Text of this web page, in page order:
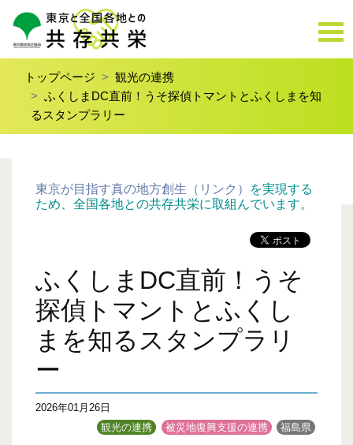
トップページ
観光の連携
ふくしまDC直前！うそ探偵トマントとふくしまを知
るスタンプラリー
東京が目指す真の地方創生（リンク）
を実現する
ため、全国各地との共存共栄に取組んでいます。
ふくしまDC直前！うそ
探偵トマントとふくし
まを知るスタンプラリ
ー
2026年01月26日
観光の連携
被災地復興支援の連携 福島県